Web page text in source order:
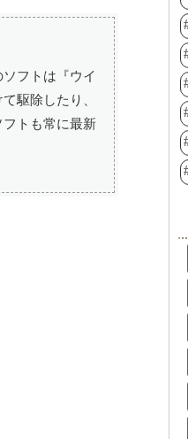
フトは『ウイ
駆除したり、
トも常に最新